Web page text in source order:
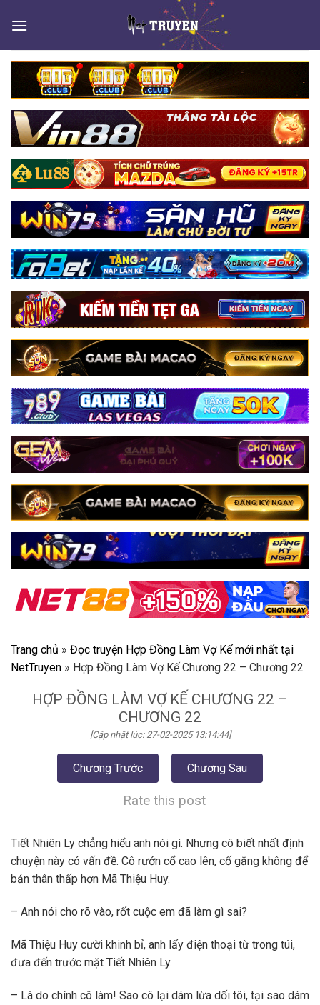
Trang chủ » Đọc truyện Hợp Đồng Làm Vợ Kế mới nhất tại
NetTruyen » Hợp Đồng Làm Vợ Kế Chương 22 – Chương 22
HỢP ĐỒNG LÀM VỢ KẾ CHƯƠNG 22 –
CHƯƠNG 22
[Cập nhật lúc: 27-02-2025 13:14:44]
Chương Trước Chương Sau
Rate this post
Tiết Nhiên Ly chẳng hiểu anh nói gì. Nhưng cô biết nhất định
chuyện này có vấn đề. Cô rướn cổ cao lên, cố gắng không để
bản thân thấp hơn Mã Thiệu Huy.
– Anh nói cho rõ vào, rốt cuộc em đã làm gì sai?
Mã Thiệu Huy cười khinh bỉ, anh lấy điện thoại từ trong túi,
đưa đến trước mặt Tiết Nhiên Ly.
– Là do chính cô làm! Sao cô lại dám lừa dối tôi, tại sao dám